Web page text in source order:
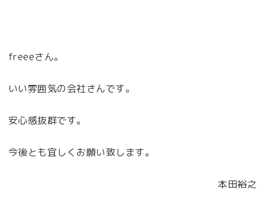
freeeさん。
いい雰囲気の会社さんです。
安心感抜群です。
今後とも宜しくお願い致します。
本田裕之